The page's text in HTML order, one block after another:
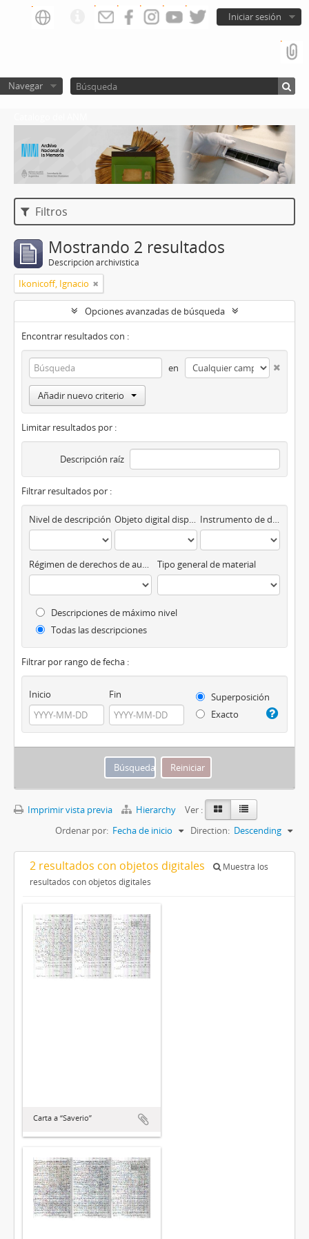
Iniciar sesión
Navegar
Filtros
Mostrando 2 resultados
Descripción archivística
Ikonicoff, Ignacio
Opciones avanzadas de búsqueda
Encontrar resultados con :
en
Añadir nuevo criterio
Limitar resultados por :
Descripción raíz
Filtrar resultados por :
Nivel de descripción Objeto digital disponibles Instrumento de descripción
Régimen de derechos de autor Tipo general de material
Descripciones de máximo nivel
Todas las descripciones
Filtrar por rango de fecha :
Inicio Fin
Superposición
Exacto
Imprimir vista previa Hierarchy
Ver :
Ordenar por: Fecha de inicio Direction: Descending
2 resultados con objetos digitales
Muestra los
resultados con objetos digitales
Carta a “Saverio”